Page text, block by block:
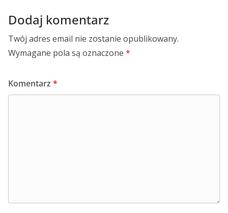
Dodaj komentarz
Twój adres email nie zostanie opublikowany.
Wymagane pola są oznaczone *
Komentarz *